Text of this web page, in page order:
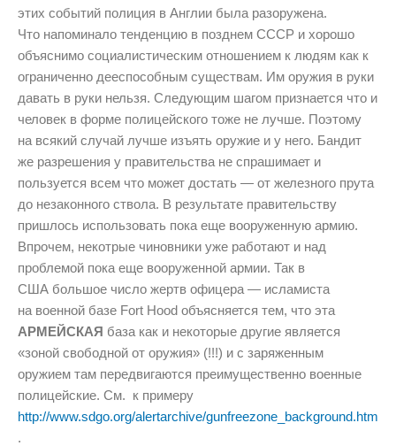
этих событий полиция в Англии была разоружена.
Что напоминало тенденцию в позднем СССР и хорошо
объяснимо социалистическим отношением к людям как к
ограниченно дееспособным существам. Им оружия в руки
давать в руки нельзя. Следующим шагом признается что и
человек в форме полицейского тоже не лучше. Поэтому
на всякий случай лучше изъять оружие и у него. Бандит
же разрешения у правительства не спрашимает и
пользуется всем что может достать — от железного прута
до незаконного ствола. В результате правительству
пришлось использовать пока еще вооруженную армию.
Впрочем, некотрые чиновники уже работают и над
проблемой пока еще вооруженной армии. Так в
США большое число жертв офицера — исламиста
на военной базе Fort Hood объясняется тем, что эта
АРМЕЙСКАЯ база как и некоторые другие является
«зоной свободной от оружия» (!!!) и с заряженным
оружием там передвигаются преимущественно военные
полицейские. См. к примеру
http://www.sdgo.org/alertarchive/gunfreezone_background.htm
.